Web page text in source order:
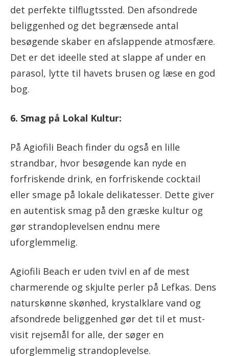
det perfekte tilflugtssted. Den afsondrede
beliggenhed og det begrænsede antal
besøgende skaber en afslappende atmosfære.
Det er det ideelle sted at slappe af under en
parasol, lytte til havets brusen og læse en god
bog.
6. Smag på Lokal Kultur:
På Agiofili Beach finder du også en lille
strandbar, hvor besøgende kan nyde en
forfriskende drink, en forfriskende cocktail
eller smage på lokale delikatesser. Dette giver
en autentisk smag på den græske kultur og
gør strandoplevelsen endnu mere
uforglemmelig.
Agiofili Beach er uden tvivl en af de mest
charmerende og skjulte perler på Lefkas. Dens
naturskønne skønhed, krystalklare vand og
afsondrede beliggenhed gør det til et must-
visit rejsemål for alle, der søger en
uforglemmelig strandoplevelse.